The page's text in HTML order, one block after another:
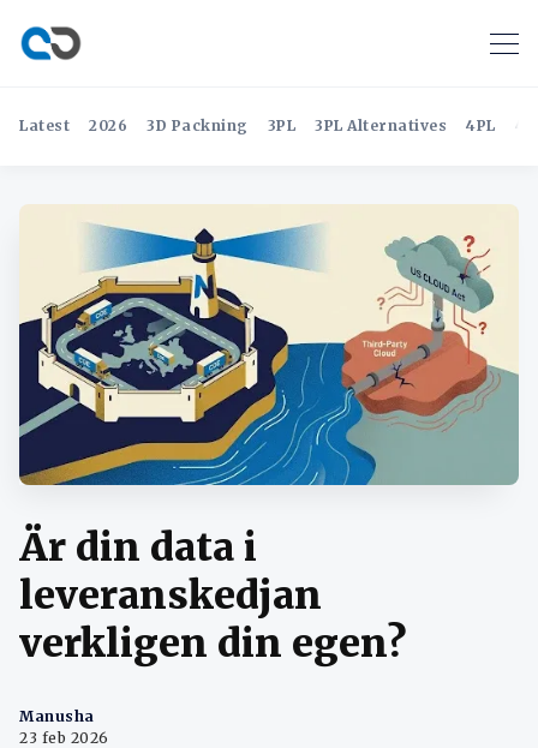
Latest 2026 3D Packning 3PL 3PL Alternatives 4PL
Är din data i
leveranskedjan
verkligen din egen?
Manusha
23 feb 2026